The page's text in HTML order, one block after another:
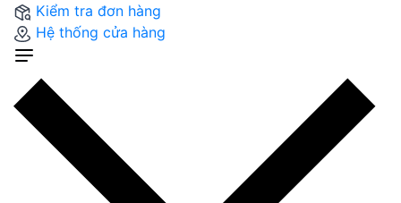
Kiểm tra đơn hàng
Hệ thống cửa hàng